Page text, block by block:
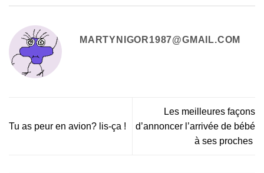
MARTYNIGOR1987@GMAIL.COM
Tu as peur en avion? lis-ça !
Les meilleures façons
d’annoncer l’arrivée de bébé
à ses proches